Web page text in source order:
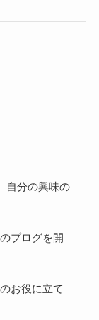
自分の興味の
ブログを開
お役に立て